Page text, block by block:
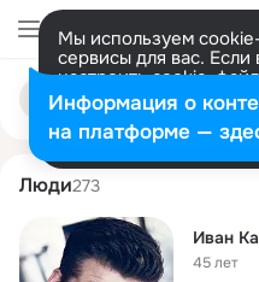
Мы используем
сервисы для вас. Если
настроить cookie-
представитель.
Разрешить все
Поиск
людям
ivan kasatkin
Люди273
Иван
45 лет
Информация о
на платформе —